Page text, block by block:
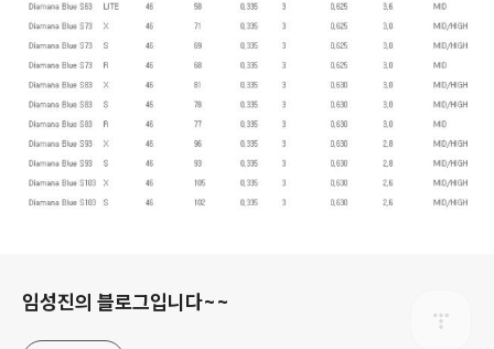
임성진의 블로그입니다~~